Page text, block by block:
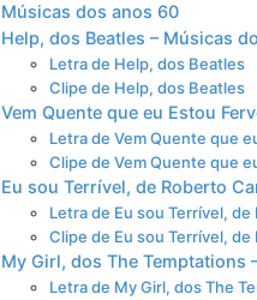
Músicas dos anos 60
Help, dos Beatles – Músicas
Letra de Help, dos Beatles
Clipe de Help, dos Beatles
Vem Quente que eu Estou
Letra de Vem Quente que
Clipe de Vem Quente que
Eu sou Terrível, de Roberto
Letra de Eu sou Terrível,
Clipe de Eu sou Terrível,
My Girl, dos The Temptations
Letra de My Girl, dos The